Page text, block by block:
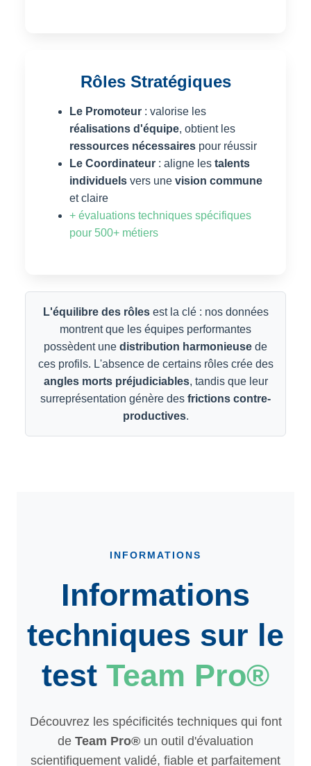
Rôles Stratégiques
Le Promoteur : valorise les
réalisations d'équipe, obtient les
ressources nécessaires pour réussir
Le Coordinateur : aligne les talents
individuels vers une vision commune
et claire
+ évaluations techniques spécifiques
pour 500+ métiers
L'équilibre des rôlesest la clé : nos données
montrent que les équipes performantes
possèdent une distribution harmonieuse de
ces profils. L'absence de certains rôles crée des
angles morts préjudiciables, tandis que leur
surreprésentation génère des frictions contre-
productives.
INFORMATIONS
Informations
techniques sur le
test Team Pro®
Découvrez les spécificités techniques qui font
de Team Pro® un outil d'évaluation
scientifiquement validé, fiable et parfaitement